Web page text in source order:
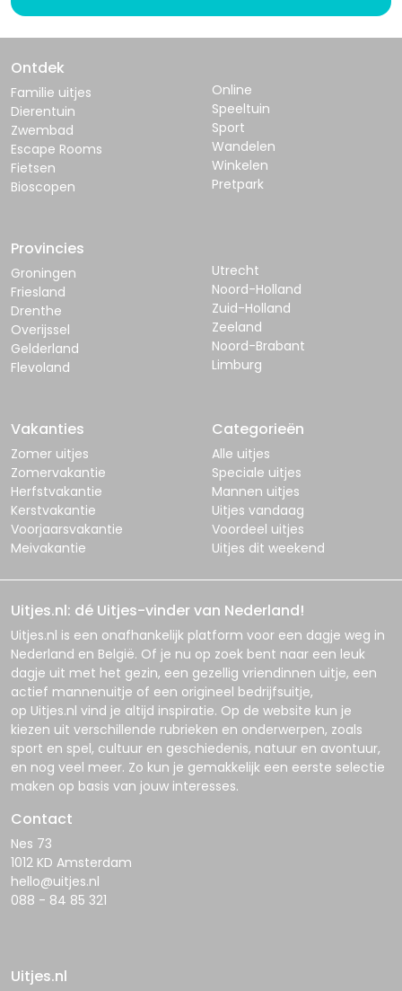
Ontdek
Familie uitjes
Dierentuin
Zwembad
Escape Rooms
Fietsen
Bioscopen
Online
Speeltuin
Sport
Wandelen
Winkelen
Pretpark
Provincies
Groningen
Friesland
Drenthe
Overijssel
Gelderland
Flevoland
Utrecht
Noord-Holland
Zuid-Holland
Zeeland
Noord-Brabant
Limburg
Vakanties
Zomer uitjes
Zomervakantie
Herfstvakantie
Kerstvakantie
Voorjaarsvakantie
Meivakantie
Categorieën
Alle uitjes
Speciale uitjes
Mannen uitjes
Uitjes vandaag
Voordeel uitjes
Uitjes dit weekend
Uitjes.nl: dé Uitjes-vinder van Nederland!
Uitjes.nl is een onafhankelijk platform voor een dagje weg in
Nederland en België. Of je nu op zoek bent naar een leuk
dagje uit met het gezin, een gezellig vriendinnen uitje, een
actief mannenuitje of een origineel bedrijfsuitje,
op Uitjes.nl vind je altijd inspiratie. Op de website kun je
kiezen uit verschillende rubrieken en onderwerpen, zoals
sport en spel, cultuur en geschiedenis, natuur en avontuur,
en nog veel meer. Zo kun je gemakkelijk een eerste selectie
maken op basis van jouw interesses.
Contact
Nes 73
1012 KD Amsterdam
hello@uitjes.nl
088 - 84 85 321
Uitjes.nl